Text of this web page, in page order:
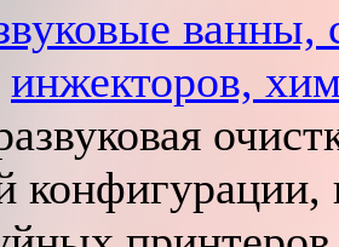
инжекторов,